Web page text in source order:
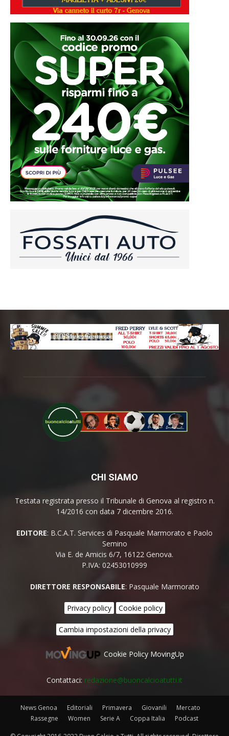
CHI SIAMO
Testata registrata presso il Tribunale di Genova al registro n.
14/2016 con data 7 dicembre 2016.
EDITORE: B.C.A.T. Services di Pasquale Marmorato e Paolo
Semino
Via E. de Amicis 6/7, 16122 Genova.
P.IVA: 02453010999
DIRETTORE RESPONSABILE: Pasquale Marmorato
Privacy policy Cookie policy
Cambia impostazioni della privacy
Cookie Policy MovingUp
Contattaci: redazione@buoncalcioatutti.it
News Genoa Editoriali Primavera Giovanili
Mercato
Rassegne
Women Serie A Coppa Italia Podcast